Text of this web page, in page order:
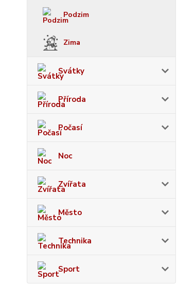
Podzim
Zima
Svátky
Příroda
Počasí
Noc
Zvířata
Město
Technika
Sport